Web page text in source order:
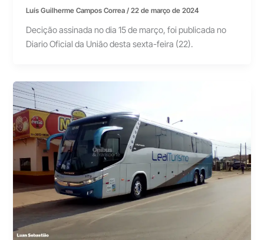
Luís Guilherme Campos Correa/22 de março de 2024
Decição assinada no dia 15 de março, foi publicada no
Diario Oficial da União desta sexta-feira (22).